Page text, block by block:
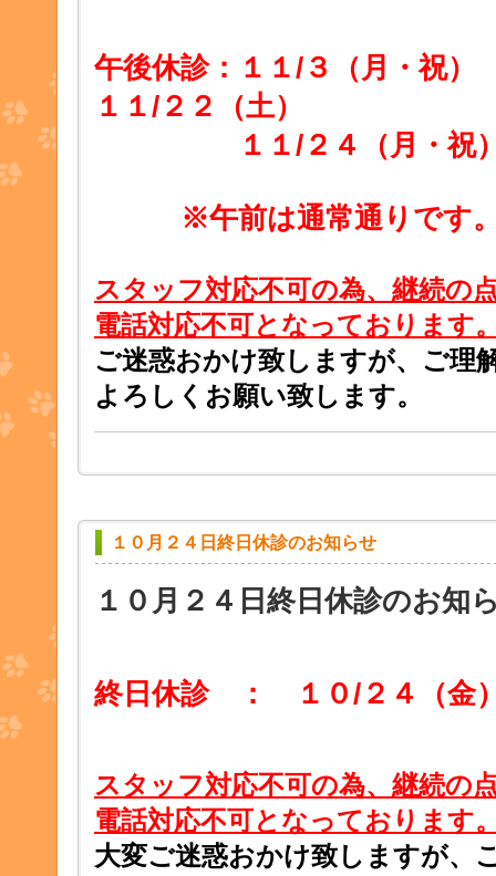
午後休診：１１/３（月・祝
１１/２２（土）
１１/２４（月・祝）
※午前は通常通りです
スタッフ対応不可の為、継続の
電話対応不可となっております
ご迷惑おかけ致しますが、ご理
よろしくお願い致します。
１０月２４日終日休診のお知らせ
１０月２４日終日休診のお知
終日休診 ： １０/２４（金
スタッフ対応不可の為、継続の
電話対応不可となっております
大変ご迷惑おかけ致しますが、